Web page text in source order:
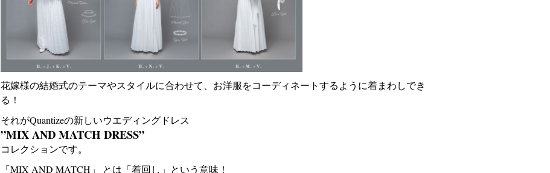
花嫁様の結婚式のテーマやスタイルに合わせて、お洋服をコーディネートするように着まわしでき
る！
それがQuantizeの新しいウエディングドレス
”MIX AND MATCH DRESS”
コレクションです。
「MIX AND MATCH」 とは「着回し」という意味！